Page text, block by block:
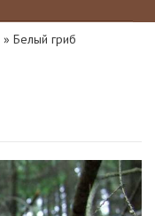
» Белый гриб